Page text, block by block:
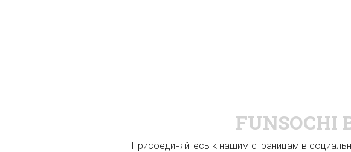
FUNSOCHI
Присоединяйтесь к нашим страницам в